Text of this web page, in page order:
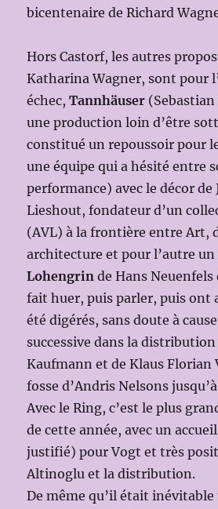
bicentenaire de Richard
Hors Castorf, les autres
Katharina Wagner, sont pour
échec,Tannhäuser
une production loin d’être
constitué un repoussoir pour
une équipe qui a hésité entre
performance) avec le décor de
Lieshout, fondateur d’un
(AVL) à la frontière entre Art,
architecture et pour l’autre un
Lohengrin de Hans
fait huer, puis parler, puis ont
été digérés, sans doute à
successive dans la distribution
Kaufmann et de Klaus Florian
fosse d’Andris Nelsons
Avec le Ring, c’est le plus
de cette année, avec un
justifié) pour Vogt et très
Altinoglu et la distribution.
De même qu’il était